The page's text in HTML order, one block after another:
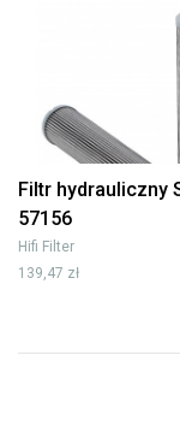
Filtr hydrauliczny
57156
Hifi Filter
139,47 zł